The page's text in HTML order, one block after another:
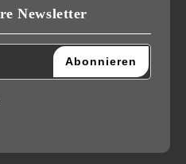
Newsletter